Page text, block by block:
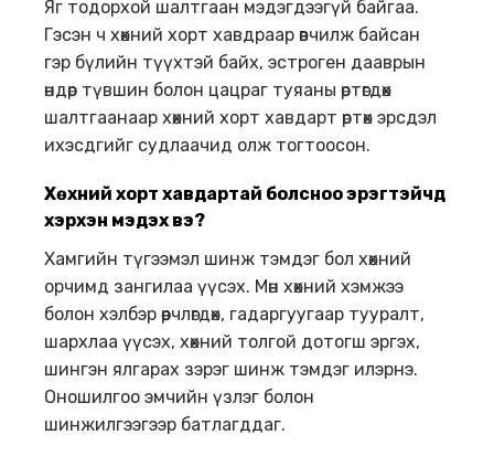
Яг тодорхой шалтгаан мэдэгдээгүй байгаа.
Гэсэн ч хөхний хорт хавдраар өвчилж байсан
гэр бүлийн түүхтэй байх, эстроген дааврын
өндөр түвшин болон цацраг туяаны өртөгдөх
шалтгаанаар хөхний хорт хавдарт өртөх эрсдэл
ихэсдгийг судлаачид олж тогтоосон.
Хөхний хорт хавдартай болсноо эрэгтэйчүүд
хэрхэн мэдэх вэ?
Хамгийн түгээмэл шинж тэмдэг бол хөхний
орчимд зангилаа үүсэх. Мөн хөхний хэмжээ
болон хэлбэр өөрчлөгдөх, гадаргуугаар тууралт,
шархлаа үүсэх, хөхний толгой дотогш эргэх,
шингэн ялгарах зэрэг шинж тэмдэг илэрнэ.
Оношилгоо эмчийн үзлэг болон
шинжилгээгээр батлагддаг.